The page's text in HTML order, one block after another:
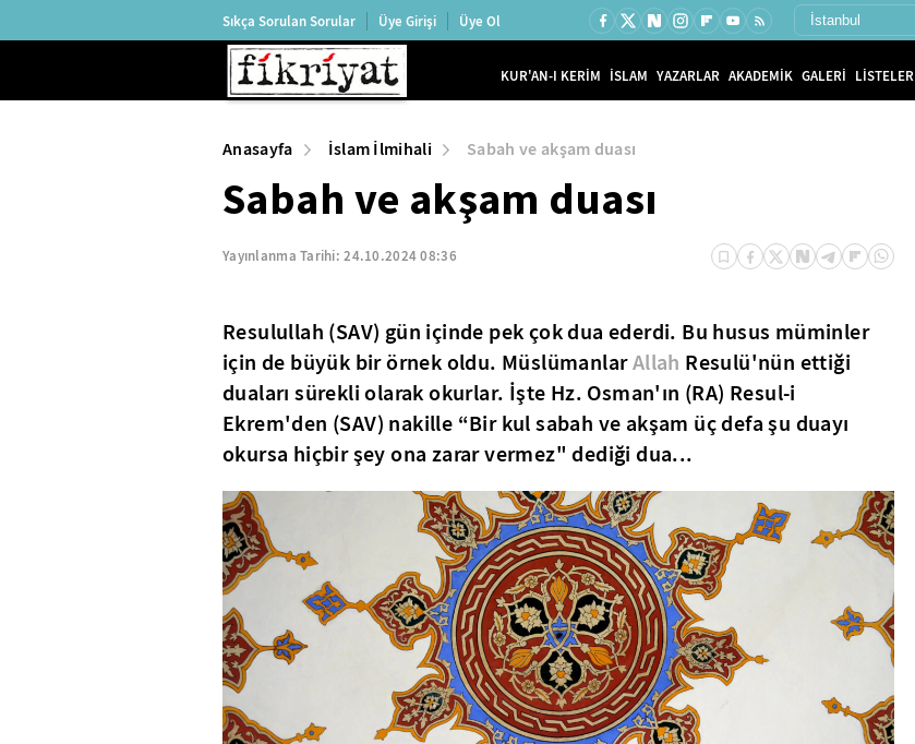
Sıkça Sorulan Sorular Üye Girişi Üye Ol
KUR'AN-I KERİM İSLAM YAZARLAR AKADEMİK GALERİ LİSTELER
Anasayfa İslam İlmihali Sabah ve akşam duası
Sabah ve akşam duası
Yayınlanma Tarihi:24.10.2024 08:36
Resulullah (SAV) gün içinde pek çok dua ederdi. Bu husus müminler
için de büyük bir örnek oldu. MüslümanlarAllah Resulü'nün ettiği
duaları sürekli olarak okurlar. İşte Hz. Osman'ın (RA) Resul-i
Ekrem'den (SAV) nakille “Bir kul sabah ve akşam üç defa şu duayı
okursa hiçbir şey ona zarar vermez" dediği dua...